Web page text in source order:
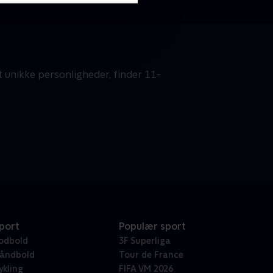
unikke personligheder, finder 11-
Populær sport
3F Superliga
Tour de France
FIFA VM 2026